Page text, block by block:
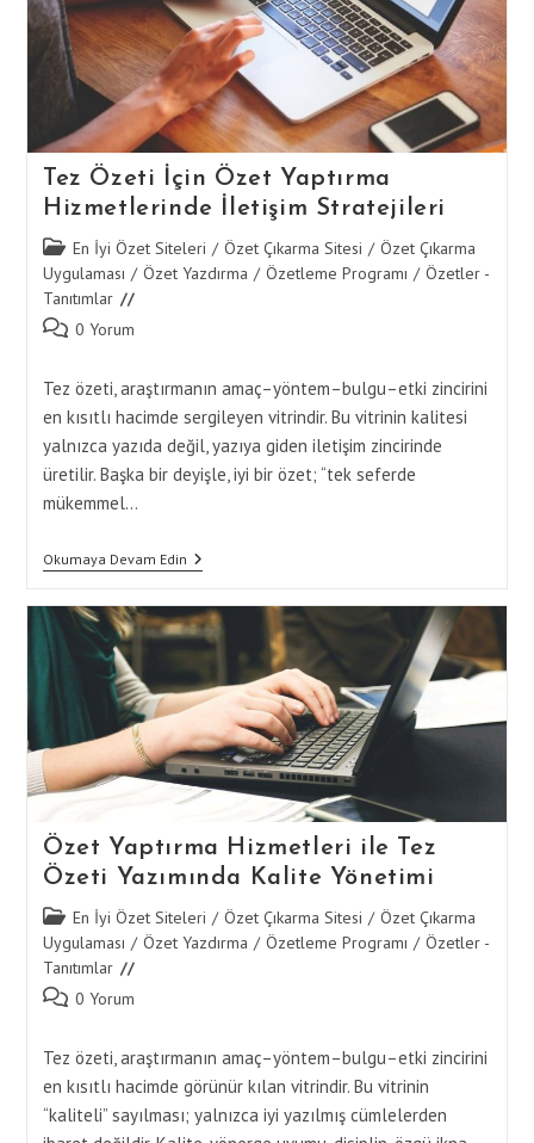
Tez Özeti İçin Özet Yaptırma
Hizmetlerinde İletişim Stratejileri
Post
category:
En İyi Özet Siteleri / Özet Çıkarma Sitesi / Özet Çıkarma
Uygulaması / Özet Yazdırma / Özetleme Programı / Özetler -
Tanıtımlar
Post 0 Yorum
Tez özeti, araştırmanın amaç–yöntem–bulgu–etki zincirini
en kısıtlı hacimde sergileyen vitrindir. Bu vitrinin kalitesi
yalnızca yazıda değil, yazıya giden iletişim zincirinde
üretilir. Başka bir deyişle, iyi bir özet; “tek seferde
mükemmel…
Okumaya Devam EdinTez
Özeti
Özet
Yaptırma
Hizmetlerinde
İletişim
Stratejileri
Özet Yaptırma Hizmetleri ile Tez
Özeti Yazımında Kalite Yönetimi
Post
category:
En İyi Özet Siteleri / Özet Çıkarma Sitesi / Özet Çıkarma
Uygulaması / Özet Yazdırma / Özetleme Programı / Özetler -
Tanıtımlar
Post 0 Yorum
Tez özeti, araştırmanın amaç–yöntem–bulgu–etki zincirini
en kısıtlı hacimde görünür kılan vitrindir. Bu vitrinin
“kaliteli” sayılması; yalnızca iyi yazılmış cümlelerden